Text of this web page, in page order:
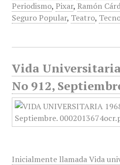
Periodismo, Pixar, Ramón
Seguro Popular, Teatro,
Vida
No 912,
Inicialmente llamada Vida